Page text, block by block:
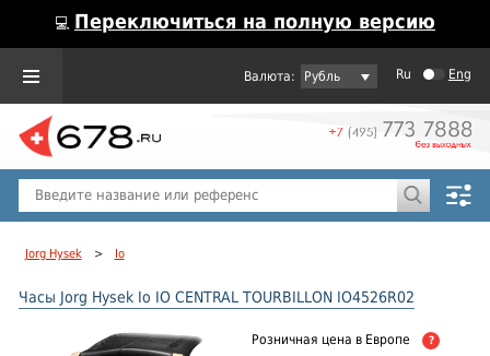
💻 Переключиться на полную версию
Рубль Ru Eng
Jorg Hysek > Io
Часы Jorg Hysek Io IO CENTRAL TOURBILLON IO4526R02
Розничная цена в Европе ?